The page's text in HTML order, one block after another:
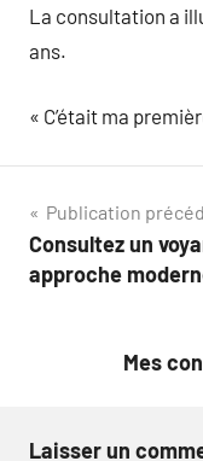
La consultation a
ans.
« C’était ma
Navigation
de
Publication
Consultez un
approche
Mes
Laisser un